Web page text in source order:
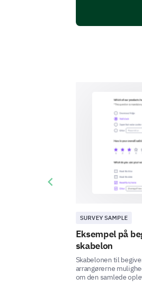
SURVEY SAMPLE
Eksempel på
skabelon
Skabelonen til
arrangørerne
om den samlede
Previous slide